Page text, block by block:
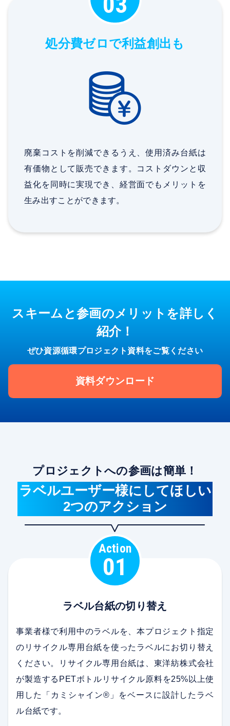
処分費ゼロで利益創出も
廃棄コストを削減できるうえ、使用済み台紙は
有価物として販売できます。コストダウンと収
益化を同時に実現でき、経営面でもメリットを
生み出すことができます。
スキームと参画のメリットを詳しく
紹介！
ぜひ資源循環プロジェクト資料をご覧ください
資料ダウンロード
プロジェクトへの参画は簡単！
ラベルユーザー様にしてほしい
2つのアクション
Action
01
ラベル台紙の切り替え
事業者様で利用中のラベルを、本プロジェクト指定
のリサイクル専用台紙を使ったラベルにお切り替え
ください。リサイクル専用台紙は、東洋紡株式会社
が製造するPETボトルリサイクル原料を25%以上使
用した「カミシャイン®」をベースに設計したラベ
ル台紙です。